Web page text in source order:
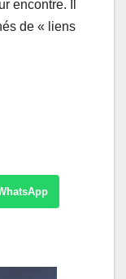
encontre. Il
de « liens